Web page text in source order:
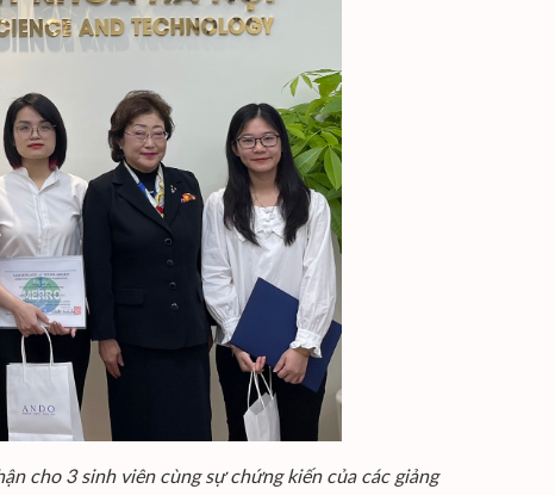
cho 3 sinh viên cùng sự chứng kiến của các giảng